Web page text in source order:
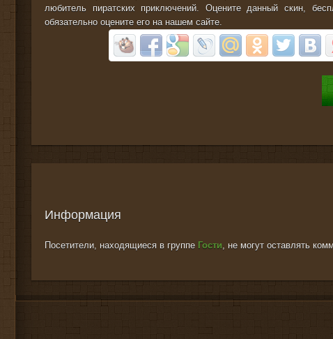
любитель пиратских приключений. Оцените данный скин,
обязательно оцените его на нашем сайте.
Информация
Посетители, находящиеся в группе Гости, не могут оставлять